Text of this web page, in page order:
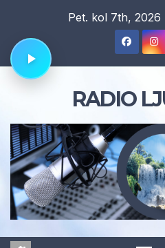
content
Pet. kol 7th, 2026
RADIO